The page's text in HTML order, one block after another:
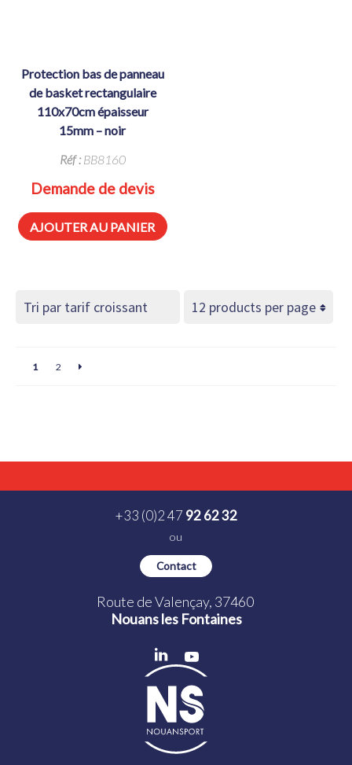
protection bas de panneau
de basket rectangulaire
110x70cm épaisseur
15mm – noir
Réf :BB8160
Demande de devis
AJOUTER AU PANIER
1 2
+33 (0)2 47 92 62 32
ou
Contact
Route de Valençay, 37460
Nouans les Fontaines